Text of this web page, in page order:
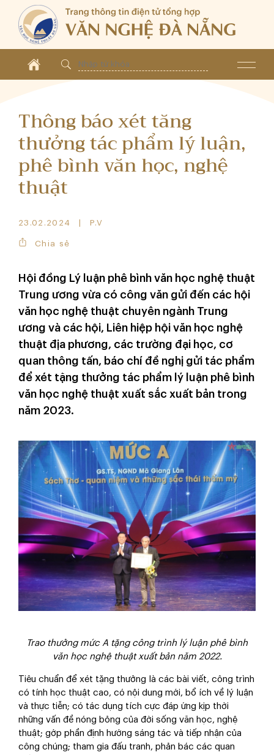
Thông báo xét tăng
thưởng tác phẩm lý luận,
phê bình văn học, nghệ
thuật
23.02.2024 P.V
Chia sẻ
Hội đồng Lý luận phê bình văn học nghệ thuật
Trung ương vừa có công văn gửi đến các hội
văn học nghệ thuật chuyên ngành Trung
ương và các hội, Liên hiệp hội văn học nghệ
thuật địa phương, các trường đại học, cơ
quan thông tấn, báo chí đề nghị gửi tác phẩm
để xét tặng thưởng tác phẩm lý luận phê bình
văn học nghệ thuật xuất sắc xuất bản trong
năm 2023.
Trao thưởng mức A tặng công trình lý luận phê bình
văn học nghệ thuật xuất bản năm 2022.
Tiêu chuẩn để xét tặng thưởng là các bài viết, công trình
có tính học thuật cao, có nội dung mới, bổ ích về lý luận
và thực tiễn; có tác dụng tích cực đáp ứng kịp thời
những vấn đề nóng bỏng của đời sống văn học, nghệ
thuật; gớp phần định hướng sáng tác và tiếp nhận của
công chúng; tham gia đấu tranh, phản bác các quan